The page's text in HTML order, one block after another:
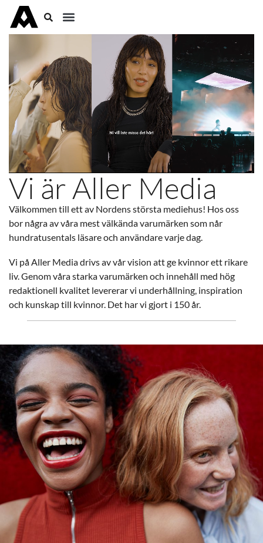
Vi är Aller Media
Välkommen till ett av Nordens största mediehus! Hos oss
bor några av våra mest välkända varumärken som når
hundratusentals läsare och användare varje dag.
Vi på Aller Media drivs av vår vision att ge kvinnor ett rikare
liv. Genom våra starka varumärken och innehåll med hög
redaktionell kvalitet levererar vi underhållning, inspiration
och kunskap till kvinnor. Det har vi gjort i 150 år.